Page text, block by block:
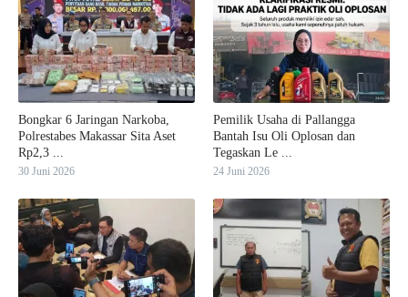
Bongkar 6 Jaringan Narkoba,
Polrestabes Makassar Sita Aset
Rp2,3 ...
30 Juni 2026
Pemilik Usaha di Pallangga
Bantah Isu Oli Oplosan dan
Tegaskan Le ...
24 Juni 2026